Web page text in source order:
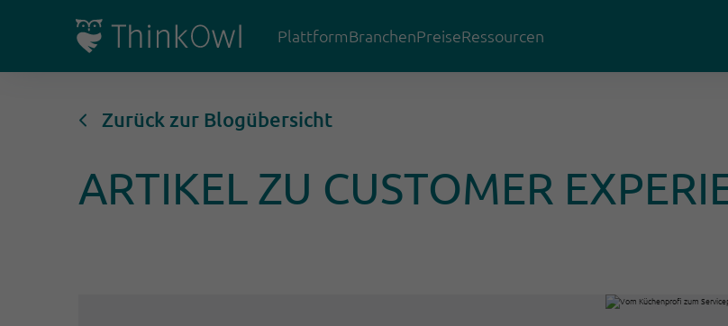
PlattformBranchenPreiseRessourcen
Zurück zur Blogübersicht
ARTIKEL ZU CUSTOMER